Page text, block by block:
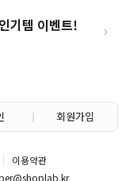
기템 이벤트! ›
회원가입
이용약관